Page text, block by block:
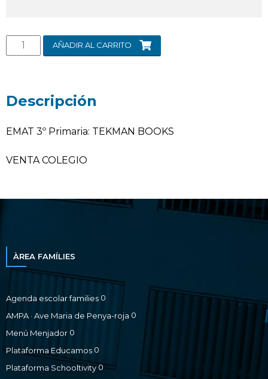
AÑADIR AL CARRITO
Descripción
EMAT 3º Primaria: TEKMAN BOOKS
VENTA COLEGIO
ÀREA FAMÍLIES
Agenda escolar families 0
AMPA · Ave Maria de Penya-roja 0
Menú Menjador 0
Plataforma Educamos 0
Plataforma Schooltivity0